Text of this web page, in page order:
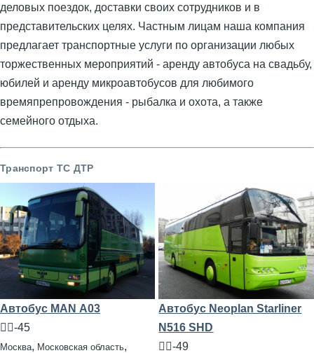
деловых поездок, доставки своих сотрудников и в
представительских целях. Частным лицам наша компания
предлагает транспортные услуги по организации любых
торжественных мероприятий - аренду автобуса на свадьбу,
юбилей и аренду микроавтобусов для любимого
времяпрепровождения - рыбалка и охота, а также
семейного отдыха.
Транспорт ТС ДТР
Автобус MAN А03
🧍‍♂️-45
Москва, Московская область,
Автобус Neoplan Starliner
N516 SHD
🧍‍♂️-49